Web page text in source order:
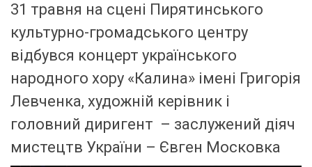
31 травня на сцені Пирятинського
культурно-громадського центру
відбувся концерт українського
народного хору «Калина» імені Григорія
Левченка, художній керівник і
головний диригент – заслужений діяч
мистецтв України – Євген Московка